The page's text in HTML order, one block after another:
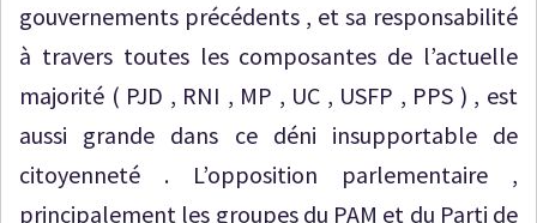
gouvernements précédents , et sa responsabilité
à travers toutes les composantes de l’actuelle
majorité ( PJD , RNI , MP , UC , USFP , PPS ) , est
aussi grande dans ce déni insupportable de
citoyenneté . L’opposition parlementaire ,
principalement les groupes du PAM et du Parti de